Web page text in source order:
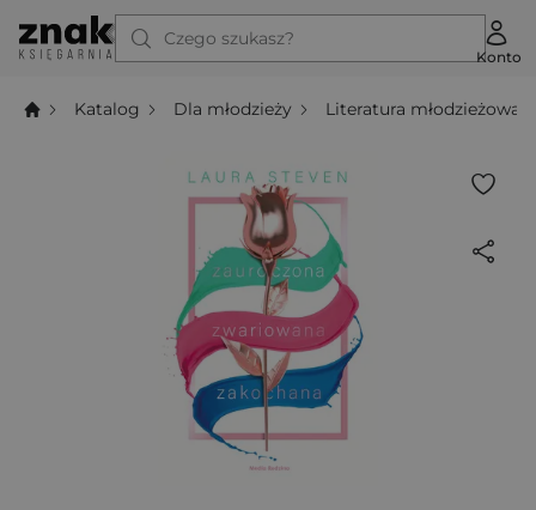
Czego szukasz?
Konto
Katalog Dla młodzieży Literatura młodzieżowa